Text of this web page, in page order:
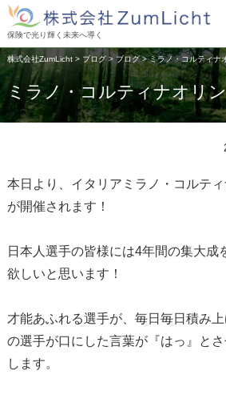
保険で光り輝く未来へ導く
株式会社ZumLicht> ブログ>ブログ>ミラノ・コルティナ
ミラノ・コルティナオリ
本日より、イタリアミラノ・コルテ
が開催されます！
日本人選手の皆様には4年間の集大成
欲しいと思います！
才能あふれる選手が、毎日毎日積み
の選手が口にした言葉が『はっ』と
します。